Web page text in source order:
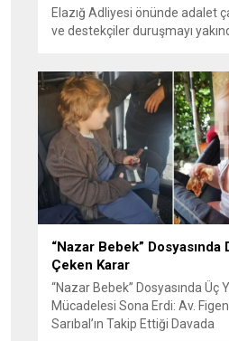
Elazığ Adliyesi önünde adalet
ve destekçiler duruşmayı
soruşturması kapsamında
ilk duruşması Elazığ 2. Ağır
Mahkemesi’nde görüldü.
yakından takip ettiği davanın ilk
öncesinde, Doruk Efe Bingöl’ün
destek olmak isteyen çok...
“Nazar Bebek” Dosyasında
Çeken Karar
“Nazar Bebek” Dosyasında Üç
Mücadelesi Sona Erdi: Av.
Sarıbal’ın Takip Ettiği Davada